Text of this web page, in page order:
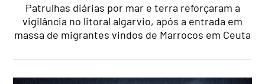
Patrulhas diárias por mar e terra reforçaram a
vigilância no litoral algarvio, após a entrada em
massa de migrantes vindos de Marrocos em Ceuta